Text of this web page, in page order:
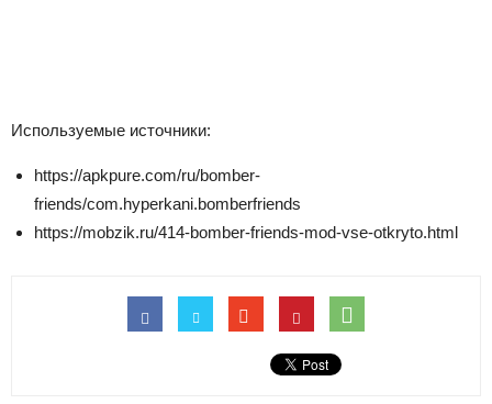
Используемые источники:
https://apkpure.com/ru/bomber-
friends/com.hyperkani.bomberfriends
https://mobzik.ru/414-bomber-friends-mod-vse-otkryto.html